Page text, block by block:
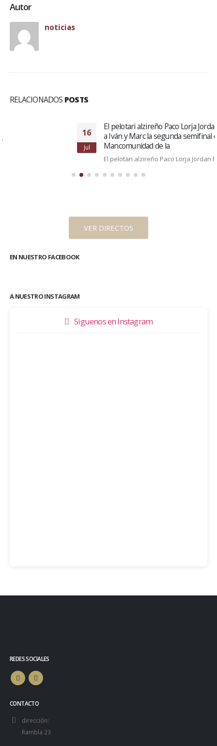
Autor
noticias
RELACIONADOS POSTS
El pelotari alzireño Paco Lorja Jordan ha ganado junto
a Iván y Marc la segunda semifinal del trofeo
Mancomunidad de la
El pelotari alzireño Paco Lorja Jordan ha ganado junto a
A NUESTRO INSTAGRAM
REDES SOCIALES